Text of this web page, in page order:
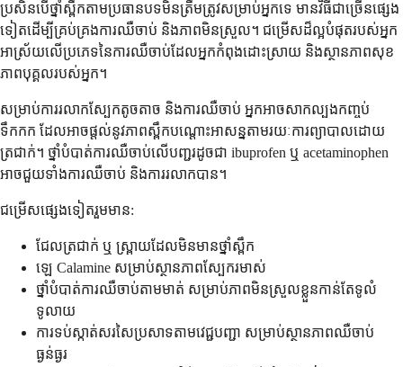
ប្រសិនបើថ្នាំស្ពឹកតាមប្រធានបទមិនត្រឹមត្រូវសម្រាប់អ្នកទេ មានវិធីជាច្រើនផ្សេង
ទៀតដើម្បីគ្រប់គ្រងការឈឺចាប់ និងភាពមិនស្រួល។ ជម្រើសដ៏ល្អបំផុតរបស់អ្នក
អាស្រ័យលើប្រភេទនៃការឈឺចាប់ដែលអ្នកកំពុងដោះស្រាយ និងស្ថានភាពសុខ
ភាពបុគ្គលរបស់អ្នក។
សម្រាប់ការរលាកស្បែកតូចតាច និងការឈឺចាប់ អ្នកអាចសាកល្បងកញ្ចប់
ទឹកកក ដែលអាចផ្តល់នូវភាពស្ពឹកបណ្តោះអាសន្នតាមរយៈការព្យាបាលដោយ
ត្រជាក់។ ថ្នាំបំបាត់ការឈឺចាប់លើបញ្ជរដូចជា ibuprofen ឬ acetaminophen
អាចជួយទាំងការឈឺចាប់ និងការរលាកបាន។
ជម្រើសផ្សេងទៀតរួមមាន:
ជែលត្រជាក់ ឬ ស្ព្រាយដែលមិនមានថ្នាំស្ពឹក
ឡេ Calamine សម្រាប់ស្ថានភាពស្បែករមាស់
ថ្នាំបំបាត់ការឈឺចាប់តាមមាត់ សម្រាប់ភាពមិនស្រួលខ្លួនកាន់តែទូលំ
ទូលាយ
ការទប់ស្កាត់សរសៃប្រសាទតាមវេជ្ជបញ្ជា សម្រាប់ស្ថានភាពឈឺចាប់
ធ្ងន់ធ្ងរ